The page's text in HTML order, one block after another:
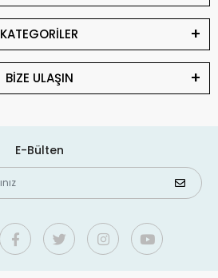
KATEGORİLER
BİZE ULAŞIN
E-Bülten